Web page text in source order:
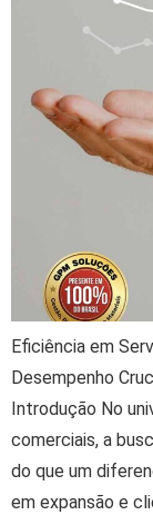
Eficiência em
Desempenho
Introdução No
comerciais, a
do que um
em expansão e